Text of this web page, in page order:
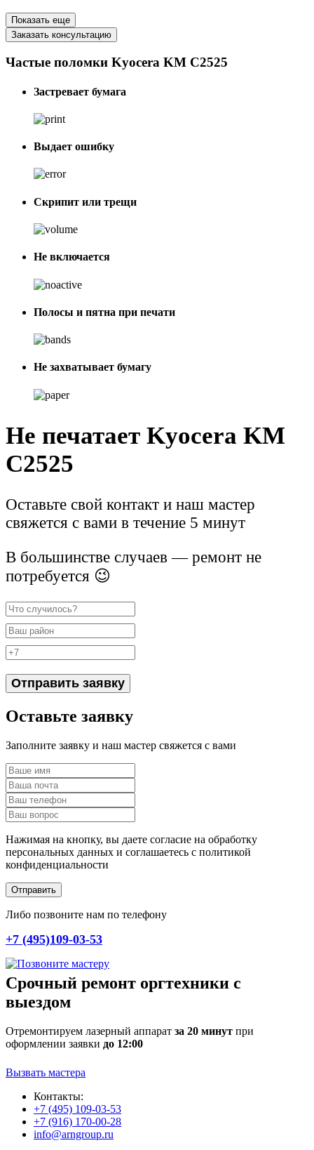
Показать еще
Заказать консультацию
Частые поломки Kyocera KM C2525
Застревает бумага
Выдает ошибку
Скрипит или трещи
Не включается
Полосы и пятна при печати
Не захватывает бумагу
Не печатает Kyocera KM
C2525
Оставьте свой контакт и наш мастер
свяжется с вами в течение 5 минут
В большинстве случаев — ремонт не
потребуется 😉
Отправить заявку
Оставьте заявку
Заполните заявку и наш мастер свяжется с вами
Нажимая на кнопку, вы даете согласие на обработку
персональных данных и соглашаетесь c политикой
конфиденциальности
Отправить
Либо позвоните нам по телефону
+7 (495)109-03-53
Срочный ремонт оргтехники с
выездом
Отремонтируем лазерный аппарат за 20 минут при
оформлении заявки до 12:00
Вызвать мастера
Контакты:
+7 (495) 109-03-53
+7 (916) 170-00-28
info@arngroup.ru